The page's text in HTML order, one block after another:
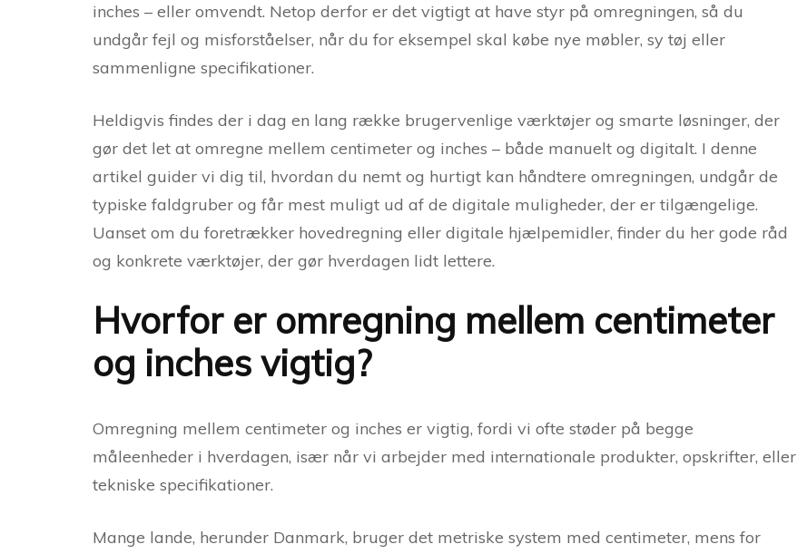
inches – eller omvendt. Netop derfor er det vigtigt at have styr på omregningen, så du
undgår fejl og misforståelser, når du for eksempel skal købe nye møbler, sy tøj eller
sammenligne specifikationer.
Heldigvis findes der i dag en lang række brugervenlige værktøjer og smarte løsninger, der
gør det let at omregne mellem centimeter og inches – både manuelt og digitalt. I denne
artikel guider vi dig til, hvordan du nemt og hurtigt kan håndtere omregningen, undgår de
typiske faldgruber og får mest muligt ud af de digitale muligheder, der er tilgængelige.
Uanset om du foretrækker hovedregning eller digitale hjælpemidler, finder du her gode råd
og konkrete værktøjer, der gør hverdagen lidt lettere.
Hvorfor er omregning mellem centimeter
og inches vigtig?
Omregning mellem centimeter og inches er vigtig, fordi vi ofte støder på begge
måleenheder i hverdagen, især når vi arbejder med internationale produkter, opskrifter, eller
tekniske specifikationer.
Mange lande, herunder Danmark, bruger det metriske system med centimeter, mens for